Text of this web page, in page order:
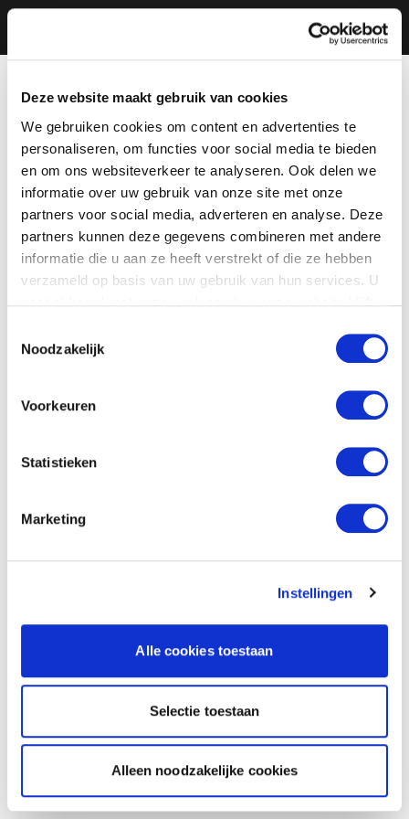
Deze website maakt gebruik van cookies
We gebruiken cookies om content en advertenties te
personaliseren, om functies voor social media te bieden
en om ons websiteverkeer te analyseren. Ook delen we
informatie over uw gebruik van onze site met onze
partners voor social media, adverteren en analyse. Deze
partners kunnen deze gegevens combineren met andere
informatie die u aan ze heeft verstrekt of die ze hebben
verzameld op basis van uw gebruik van hun services. U
Noodzakelijk
Voorkeuren
Statistieken
Marketing
Instellingen
Alle cookies toestaan
Selectie toestaan
Alleen noodzakelijke cookies